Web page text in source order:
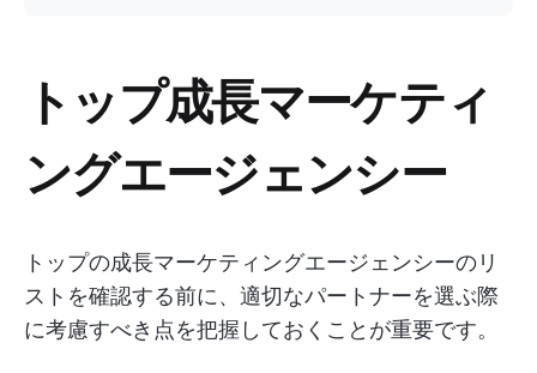
トップ成長マーケティ
ングエージェンシー
トップの成長マーケティングエージェンシーのリ
ストを確認する前に、適切なパートナーを選ぶ際
に考慮すべき点を把握しておくことが重要です。